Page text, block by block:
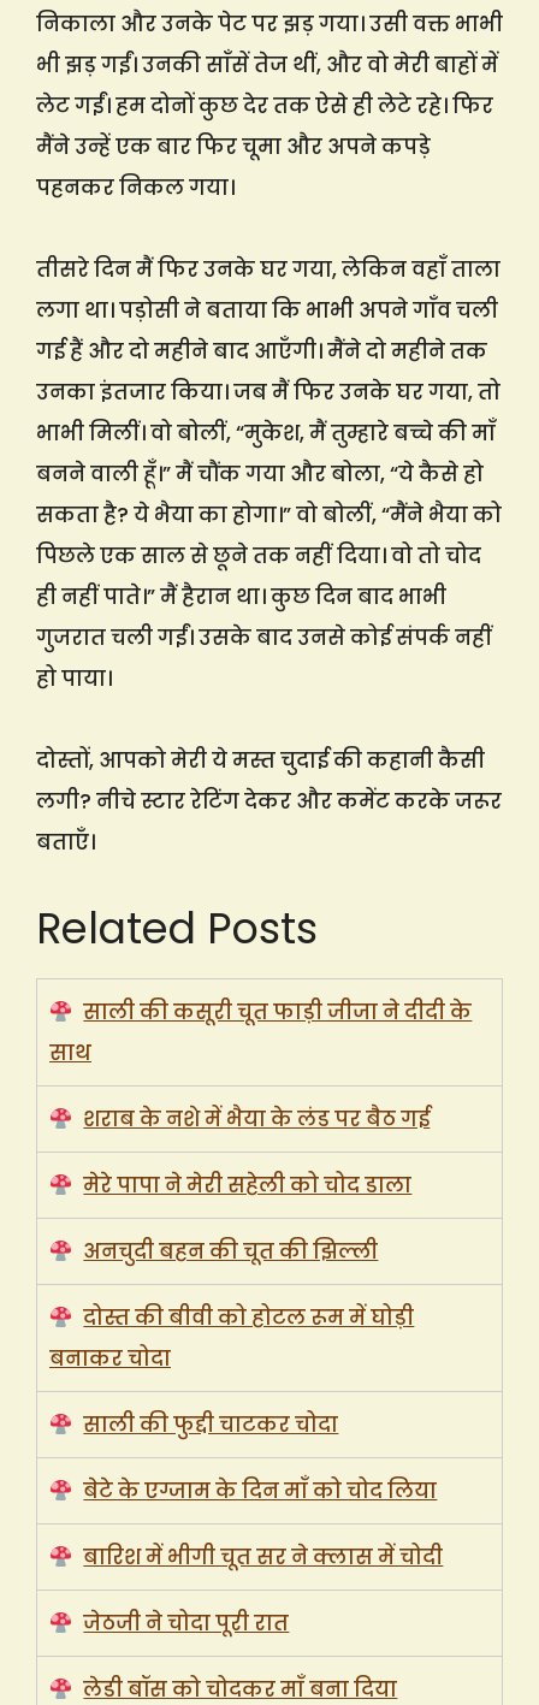
निकाला और उनके पेट पर झड़ गया। उसी वक्त भाभी
भी झड़ गईं। उनकी साँसें तेज थीं, और वो मेरी बाहों में
लेट गईं। हम दोनों कुछ देर तक ऐसे ही लेटे रहे। फिर
मैंने उन्हें एक बार फिर चूमा और अपने कपड़े
पहनकर निकल गया।
तीसरे दिन मैं फिर उनके घर गया, लेकिन वहाँ ताला
लगा था। पड़ोसी ने बताया कि भाभी अपने गाँव चली
गई हैं और दो महीने बाद आएँगी। मैंने दो महीने तक
उनका इंतजार किया। जब मैं फिर उनके घर गया, तो
भाभी मिलीं। वो बोलीं, “मुकेश, मैं तुम्हारे बच्चे की माँ
बनने वाली हूँ।” मैं चौंक गया और बोला, “ये कैसे हो
सकता है? ये भैया का होगा।” वो बोलीं, “मैंने भैया को
पिछले एक साल से छूने तक नहीं दिया। वो तो चोद
ही नहीं पाते।” मैं हैरान था। कुछ दिन बाद भाभी
गुजरात चली गईं। उसके बाद उनसे कोई संपर्क नहीं
हो पाया।
दोस्तों, आपको मेरी ये मस्त चुदाई की कहानी कैसी
लगी? नीचे स्टार रेटिंग देकर और कमेंट करके जरूर
बताएँ।
Related Posts
साली की कसूरी चूत फाड़ी जीजा ने दीदी के
साथ
शराब के नशे में भैया के लंड पर बैठ गई
मेरे पापा ने मेरी सहेली को चोद डाला
अनचुदी बहन की चूत की झिल्ली
दोस्त की बीवी को होटल रूम में घोड़ी
बनाकर चोदा
साली की फुद्दी चाटकर चोदा
बेटे के एग्जाम के दिन माँ को चोद लिया
बारिश में भीगी चूत सर ने क्लास में चोदी
जेठजी ने चोदा पूरी रात
लेडी बॉस को चोदकर माँ बना दिया